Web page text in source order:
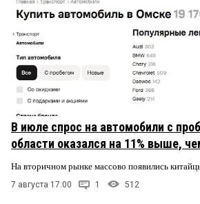
В июле спрос на автомобили с
области оказался на 11% выше,
На вторичном рынке массово появились
7 августа 17:00 1 512